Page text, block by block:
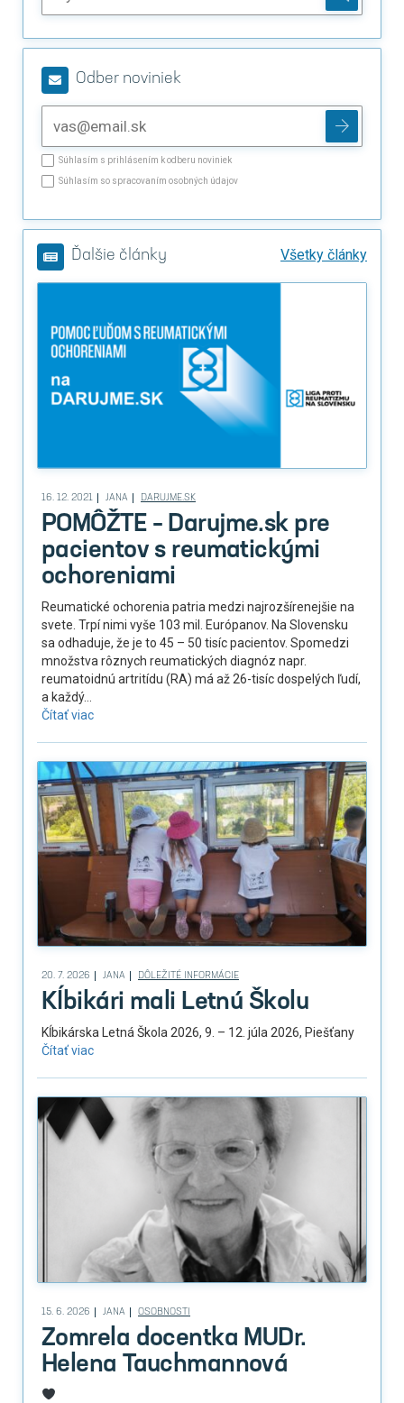
Odber noviniek
Súhlasím s prihlásením k odberu noviniek
Súhlasím so spracovaním osobných údajov
Ďalšie články Všetky články
16. 12. 2021 JANA DARUJME.SK
POMÔŽTE – Darujme.sk pre
pacientov s reumatickými
ochoreniami
Reumatické ochorenia patria medzi najrozšírenejšie na
svete. Trpí nimi vyše 103 mil. Európanov. Na Slovensku
sa odhaduje, že je to 45 – 50 tisíc pacientov. Spomedzi
množstva rôznych reumatických diagnóz napr.
reumatoidnú artritídu (RA) má až 26-tisíc dospelých ľudí,
a každý...
Čítať viac
20. 7. 2026 JANA DÔLEŽITÉ INFORMÁCIE
Kĺbikári mali Letnú Školu
Kĺbikárska Letná Škola 2026, 9. – 12. júla 2026, Piešťany
Čítať viac
15. 6. 2026 JANA OSOBNOSTI
Zomrela docentka MUDr.
Helena Tauchmannová